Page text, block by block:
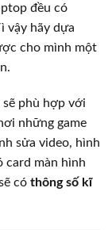
đều có
vậy hãy dựa
cho mình một
sẽ phù hợp với
những game
sửa video, hình
card màn hình
có thông số kĩ